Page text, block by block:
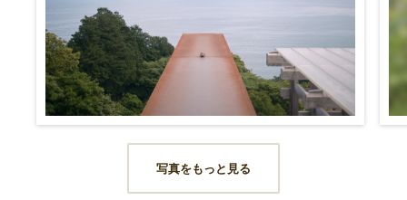
写真をもっと見る